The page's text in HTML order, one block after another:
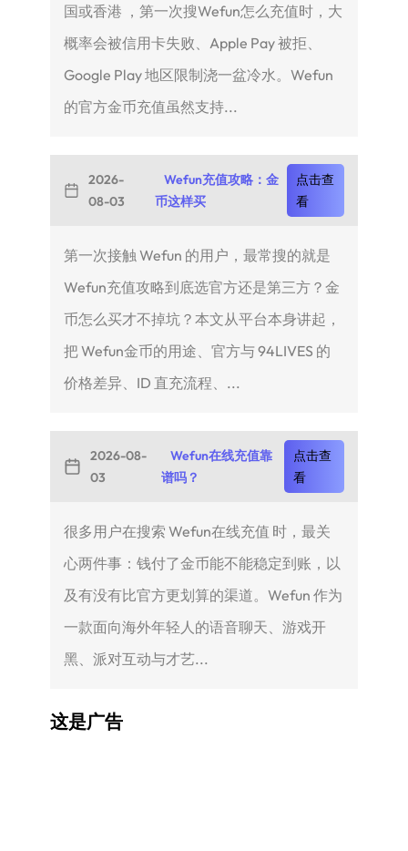
国或香港 ，第一次搜Wefun怎么充值时，大
概率会被信用卡失败、Apple Pay 被拒、
Google Play 地区限制浇一盆冷水。Wefun
的官方金币充值虽然支持...
2026-
08-03
Wefun充值攻略：金
币这样买
点击查
看
第一次接触 Wefun 的用户，最常搜的就是
Wefun充值攻略到底选官方还是第三方？金
币怎么买才不掉坑？本文从平台本身讲起，
把 Wefun金币的用途、官方与 94LIVES 的
价格差异、ID 直充流程、...
2026-08-
03
Wefun在线充值靠
谱吗？
点击查
看
很多用户在搜索 Wefun在线充值 时，最关
心两件事：钱付了金币能不能稳定到账，以
及有没有比官方更划算的渠道。Wefun 作为
一款面向海外年轻人的语音聊天、游戏开
黑、派对互动与才艺...
这是广告